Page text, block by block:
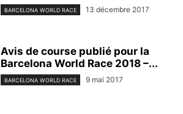
BARCELONA WORLD RACE 13 décembre 2017
Avis de course publié pour la
Barcelona World Race 2018 –...
BARCELONA WORLD RACE 9 mai 2017